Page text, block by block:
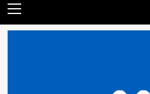
principal